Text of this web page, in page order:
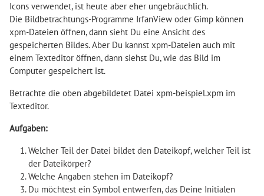
Icons verwendet, ist heute aber eher ungebräuchlich.
Die Bildbetrachtungs-Programme IrfanView oder Gimp können
xpm-Dateien öffnen, dann sieht Du eine Ansicht des
gespeicherten Bildes. Aber Du kannst xpm-Dateien auch mit
einem Texteditor öffnen, dann siehst Du, wie das Bild im
Computer gespeichert ist.
Betrachte die oben abgebildetet Datei xpm-beispiel.xpm im
Texteditor.
Aufgaben:
Welcher Teil der Datei bildet den Dateikopf, welcher Teil ist
der Dateikörper?
Welche Angaben stehen im Dateikopf?
Du möchtest ein Symbol entwerfen, das Deine Initialen